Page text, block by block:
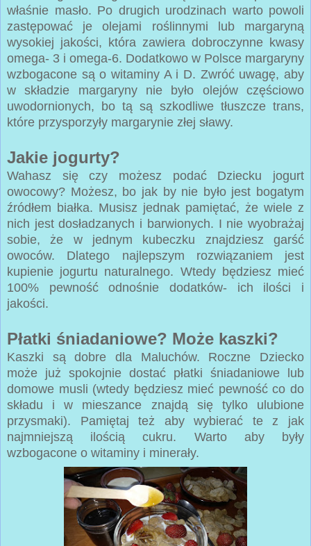
właśnie masło. Po drugich urodzinach warto powoli
zastępować je olejami roślinnymi lub margaryną
wysokiej jakości, która zawiera dobroczynne kwasy
omega- 3 i omega-6. Dodatkowo w Polsce margaryny
wzbogacone są o witaminy A i D. Zwróć uwagę, aby
w składzie margaryny nie było olejów częściowo
uwodornionych, bo tą są szkodliwe tłuszcze trans,
które przysporzyły margarynie złej sławy.
Jakie jogurty?
Wahasz się czy możesz podać Dziecku jogurt
owocowy? Możesz, bo jak by nie było jest bogatym
źródłem białka. Musisz jednak pamiętać, że wiele z
nich jest dosładzanych i barwionych. I nie wyobrażaj
sobie, że w jednym kubeczku znajdziesz garść
owoców. Dlatego najlepszym rozwiązaniem jest
kupienie jogurtu naturalnego. Wtedy będziesz mieć
100% pewność odnośnie dodatków- ich ilości i
jakości.
Płatki śniadaniowe? Może kaszki?
Kaszki są dobre dla Maluchów. Roczne Dziecko
może już spokojnie dostać płatki śniadaniowe lub
domowe musli (wtedy będziesz mieć pewność co do
składu i w mieszance znajdą się tylko ulubione
przysmaki). Pamiętaj też aby wybierać te z jak
najmniejszą ilością cukru. Warto aby były
wzbogacone o witaminy i minerały.